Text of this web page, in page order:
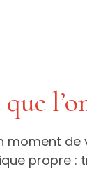
moment
propre :